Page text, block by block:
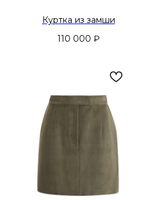
Куртка из замши
110 000 ₽